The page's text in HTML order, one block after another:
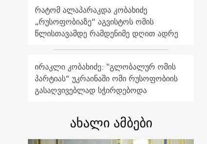
რატომ ალაპარაკდა კობახიძე
„რუსოფობიაზე“ აგვისტოს ომის
წლისთავამდე რამდენიმე დღით ადრე
ირაკლი კობახიძე: "გლობალურ ომის
პარტიას“ უკრაინაში ომი რუსოფობიის
გასაღვივებლად სჭირდებოდა
ახალი ამბები